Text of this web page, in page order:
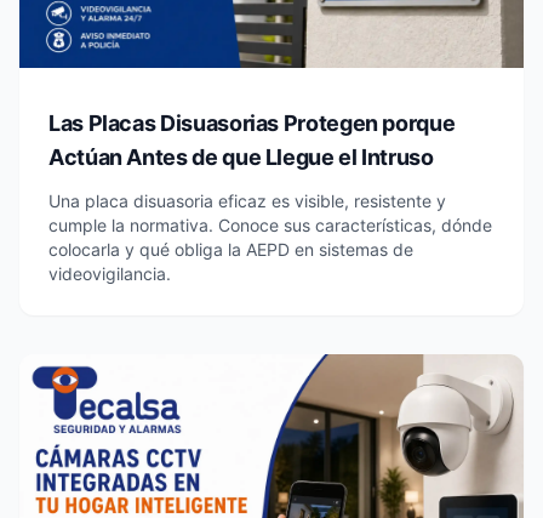
Las Placas Disuasorias Protegen porque
Actúan Antes de que Llegue el Intruso
Una placa disuasoria eficaz es visible, resistente y
cumple la normativa. Conoce sus características, dónde
colocarla y qué obliga la AEPD en sistemas de
videovigilancia.